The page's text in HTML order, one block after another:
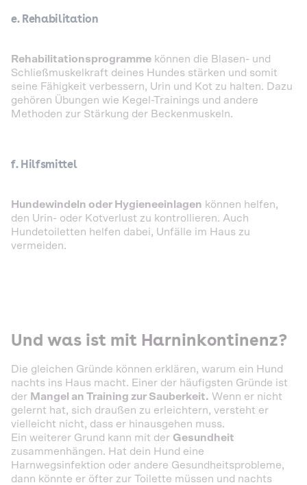
e. Rehabilitation
Rehabilitationsprogramme können die Blasen- und
Schließmuskelkraft deines Hundes stärken und somit
seine Fähigkeit verbessern, Urin und Kot zu halten. Dazu
gehören Übungen wie Kegel-Trainings und andere
Methoden zur Stärkung der Beckenmuskeln.
f. Hilfsmittel
Hundewindeln oder Hygieneeinlagen können helfen,
den Urin- oder Kotverlust zu kontrollieren. Auch
Hundetoiletten helfen dabei, Unfälle im Haus zu
vermeiden.
Und was ist mit Harninkontinenz?
Die gleichen Gründe können erklären, warum ein Hund
nachts ins Haus macht. Einer der häufigsten Gründe ist
der Mangel an Training zur Sauberkeit. Wenn er nicht
gelernt hat, sich draußen zu erleichtern, versteht er
vielleicht nicht, dass er hinausgehen muss.
Ein weiterer Grund kann mit der Gesundheit
zusammenhängen. Hat dein Hund eine
Harnwegsinfektion oder andere Gesundheitsprobleme,
dann könnte er öfter zur Toilette müssen und nachts